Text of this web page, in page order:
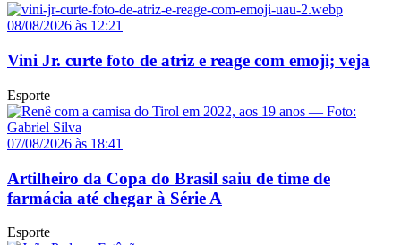
08/08/2026 às 12:21
Vini Jr. curte foto de atriz e reage com emoji; veja
Esporte
07/08/2026 às 18:41
Artilheiro da Copa do Brasil saiu de time de
farmácia até chegar à Série A
Esporte